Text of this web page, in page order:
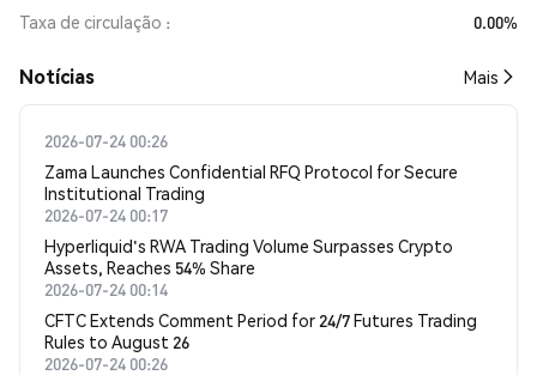
Taxa de circulação
0.00%
​​Notícias​​ Mais
2026-07-24 00:26
Zama Launches Confidential RFQ Protocol for Secure
Institutional Trading
2026-07-24 00:17
Hyperliquid's RWA Trading Volume Surpasses Crypto
Assets, Reaches 54% Share
2026-07-24 00:14
CFTC Extends Comment Period for 24/7 Futures Trading
Rules to August 26
2026-07-24 00:26